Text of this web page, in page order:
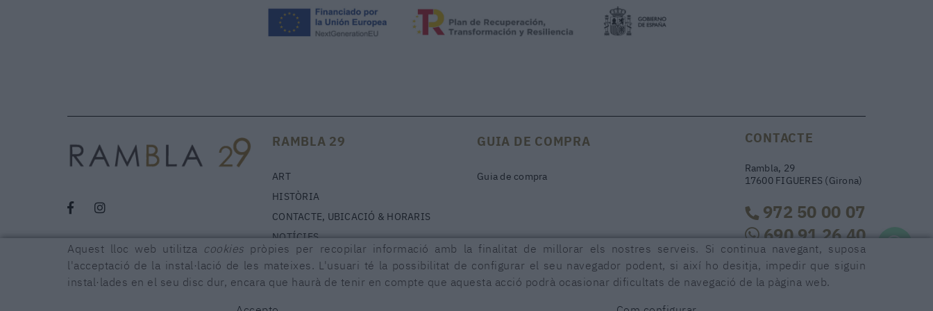
RAMBLA 29
ART
HISTÒRIA
CONTACTE, UBICACIÓ & HORARIS
NOTÍCIES
GUIA DE COMPRA
Guia de compra
CONTACTE
Rambla, 29
17600 FIGUERES (Girona)
972 50 00 07
690 91 26 40
rambla29@rambla29.com
CONDICIONS
Aquest lloc web utilitza cookies pròpies per recopilar informació amb la finalitat de millorar els nostres serveis. Si continua navegant, suposa
l'acceptació de la instal·lació de les mateixes. L'usuari té la possibilitat de configurar el seu navegador podent, si així ho desitja, impedir que siguin
instal·lades en el seu disc dur, encara que haurà de tenir en compte que aquesta acció podrà ocasionar dificultats de navegació de la pàgina web.